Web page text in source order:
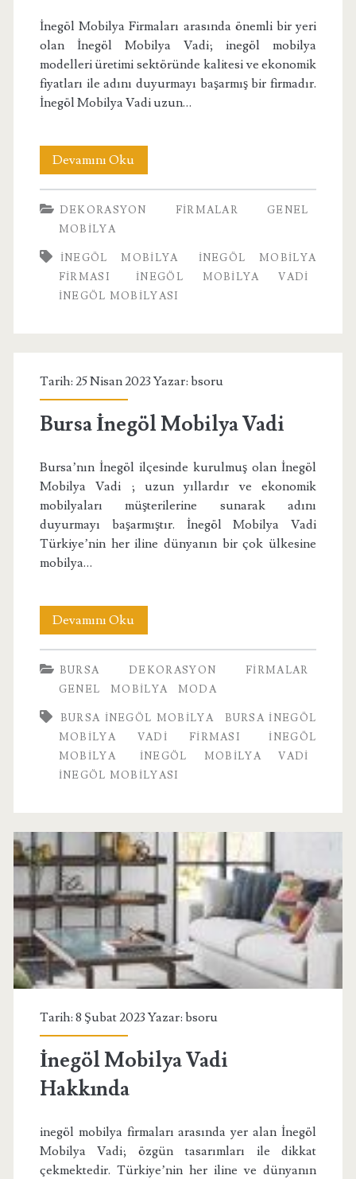
İnegöl Mobilya Firmaları arasında önemli bir yeri
olan İnegöl Mobilya Vadi; inegöl mobilya
modelleri üretimi sektöründe kalitesi ve ekonomik
fiyatları ile adını duyurmayı başarmış bir firmadır.
İnegöl Mobilya Vadi uzun…
Devamını Okuİnegöl
Mobilya
Firması
DEKORASYON FIRMALAR
GENEL
MOBILYA
INEGÖL MOBILYA
İNEGÖL MOBILYA
FIRMASI
INEGÖL MOBILYA VADI
INEGÖL MOBILYASI
Tarih: 25 Nisan 2023 Yazar: bsoru
Bursa İnegöl Mobilya Vadi
Bursa’nın İnegöl ilçesinde kurulmuş olan İnegöl
Mobilya Vadi ; uzun yıllardır ve ekonomik
mobilyaları müşterilerine sunarak adını
duyurmayı başarmıştır. İnegöl Mobilya Vadi
Türkiye’nin her iline dünyanın bir çok ülkesine
mobilya…
Devamını OkuBursa
İnegöl
Mobilya
BURSA DEKORASYON
FIRMALAR
GENEL
MOBILYA MODA
BURSA INEGÖL MOBILYA
BURSA İNEGÖL
MOBILYA VADI FIRMASI
INEGÖL
MOBILYA
INEGÖL MOBILYA VADI
INEGÖL MOBILYASI
Tarih: 8 Şubat 2023 Yazar: bsoru
İnegöl Mobilya Vadi
Hakkında
inegöl mobilya firmaları arasında yer alan İnegöl
Mobilya Vadi; özgün tasarımları ile dikkat
çekmektedir. Türkiye’nin her iline ve dünyanın